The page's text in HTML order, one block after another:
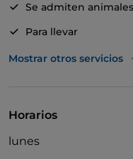
Se admiten animales
Para llevar
Mastercard
Mostrar otros servicios
Horarios
lunes